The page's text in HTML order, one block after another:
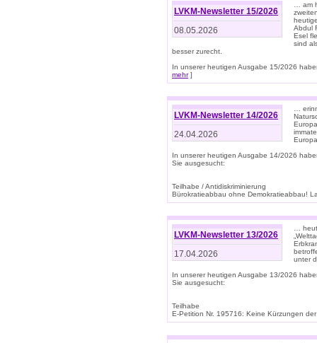
LVKM-Newsletter 15/2026
08.05.2026
… am
Abdul
Esel
sind
besser zurecht.
In unserer heutigen Ausgabe 15/2026
mehr]
LVKM-Newsletter 14/2026
24.04.2026
…
In unserer heutigen Ausgabe 14/2026
Sie ausgesucht:
Teilhabe / Antidiskriminierung
Bürokratieabbau ohne Demokratieabbau!
LVKM-Newsletter 13/2026
17.04.2026
…
unter
In unserer heutigen Ausgabe 13/2026
Sie ausgesucht:
Teilhabe
E-Petition Nr. 195716: Keine Kürzungen